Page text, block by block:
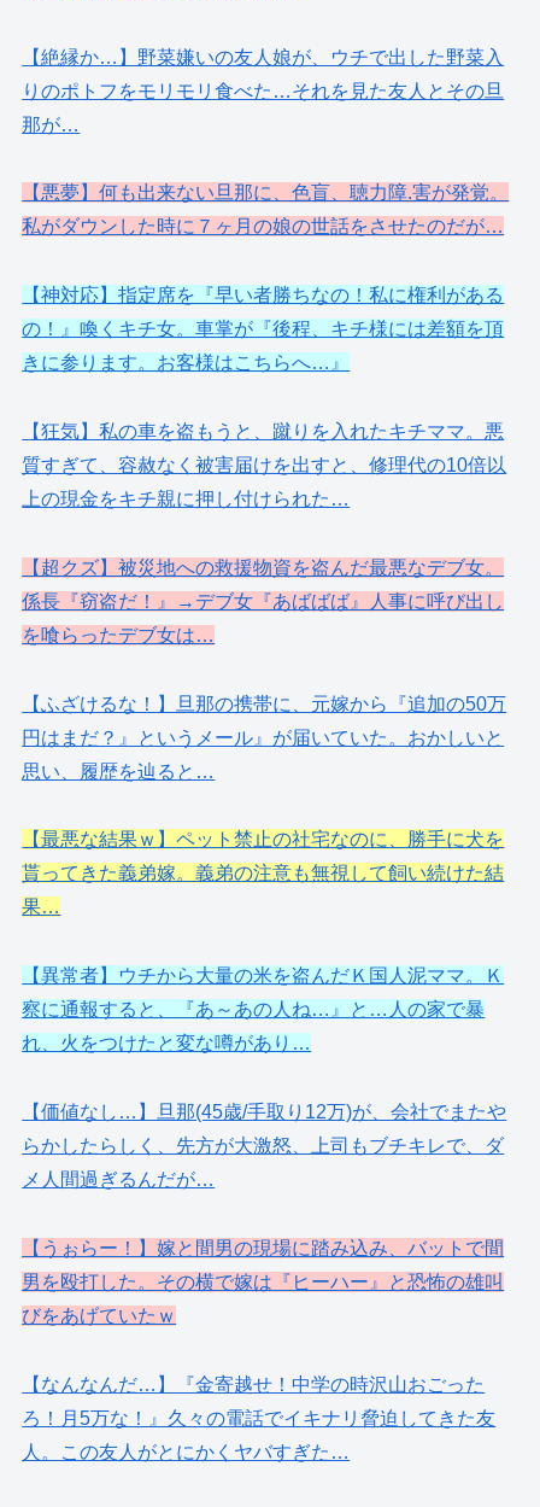
【絶縁か…】野菜嫌いの友人娘が、ウチで出した野菜入
りのポトフをモリモリ食べた…それを見た友人とその旦
那が…
【悪夢】何も出来ない旦那に、色盲、聴力障.害が発覚。
私がダウンした時に７ヶ月の娘の世話をさせたのだが…
【神対応】指定席を『早い者勝ちなの！私に権利がある
の！』喚くキチ女。車掌が『後程、キチ様には差額を頂
きに参ります。お客様はこちらへ…』
【狂気】私の車を盗もうと、蹴りを入れたキチママ。悪
質すぎて、容赦なく被害届けを出すと、修理代の10倍以
上の現金をキチ親に押し付けられた…
【超クズ】被災地への救援物資を盗んだ最悪なデブ女。
係長『窃盗だ！』→デブ女『あばばば』人事に呼び出し
を喰らったデブ女は…
【ふざけるな！】旦那の携帯に、元嫁から『追加の50万
円はまだ？』というメール』が届いていた。おかしいと
思い、履歴を辿ると…
【最悪な結果ｗ】ペット禁止の社宅なのに、勝手に犬を
貰ってきた義弟嫁。義弟の注意も無視して飼い続けた結
果…
【異常者】ウチから大量の米を盗んだＫ国人泥ママ。Ｋ
察に通報すると、『あ～あの人ね…』と…人の家で暴
れ、火をつけたと変な噂があり…
【価値なし…】旦那(45歳/手取り12万)が、会社でまたや
らかしたらしく、先方が大激怒、上司もブチキレで、ダ
メ人間過ぎるんだが…
【うぉらー！】嫁と間男の現場に踏み込み、バットで間
男を殴打した。その横で嫁は『ヒーハー』と恐怖の雄叫
びをあげていたｗ
【なんなんだ…】『金寄越せ！中学の時沢山おごった
ろ！月5万な！』久々の電話でイキナリ脅迫してきた友
人。この友人がとにかくヤバすぎた…